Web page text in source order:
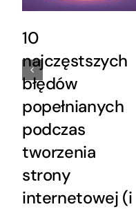
10
najczęstszych
błędów
popełnianych
podczas
tworzenia
strony
internetowej (i